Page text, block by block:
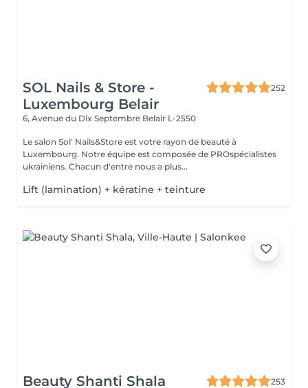
SOL Nails & Store -
Luxembourg Belair
252
6, Avenue du Dix Septembre Belair L-2550
Le salon Sol' Nails&Store est votre rayon de beauté à
Luxembourg. Notre équipe est composée de PROspécialistes
ukrainiens. Chacun d'entre nous a plus...
Lift (lamination) + kératine + teinture
Beauty Shanti Shala
253